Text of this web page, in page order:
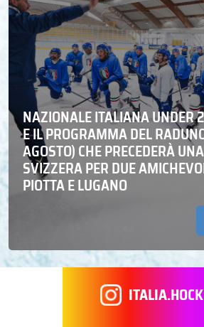
NAZIONALE ITALIANA UNDER
E IL PROGRAMMA DEL
AGOSTO) CHE PRECEDERÀ
SVIZZERA PER DUE
PIOTTA E LUGANO